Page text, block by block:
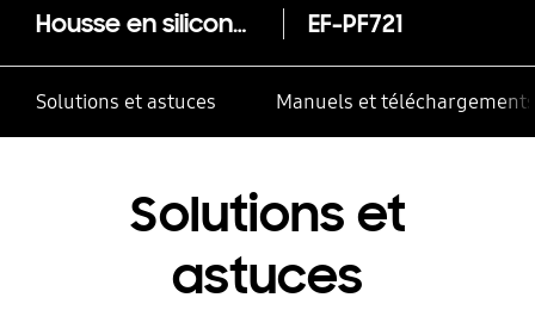
Housse en silicone pour Galaxy Z Flip4 avec anneau EF-PF721
Solutions et astuces Manuels et téléchargements
Solutions et
astuces